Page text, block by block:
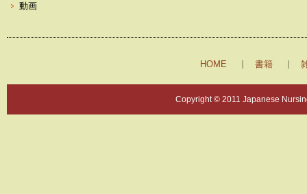
動画
HOME 書籍
Copyright © 2011 Japanese